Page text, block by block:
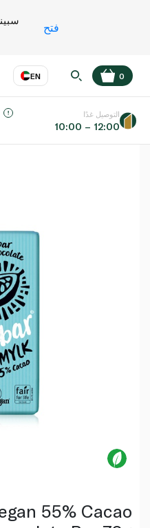
فتح
EN
عر
0
التوصيل غدًا
10:00 – 12:00
55% Cacao